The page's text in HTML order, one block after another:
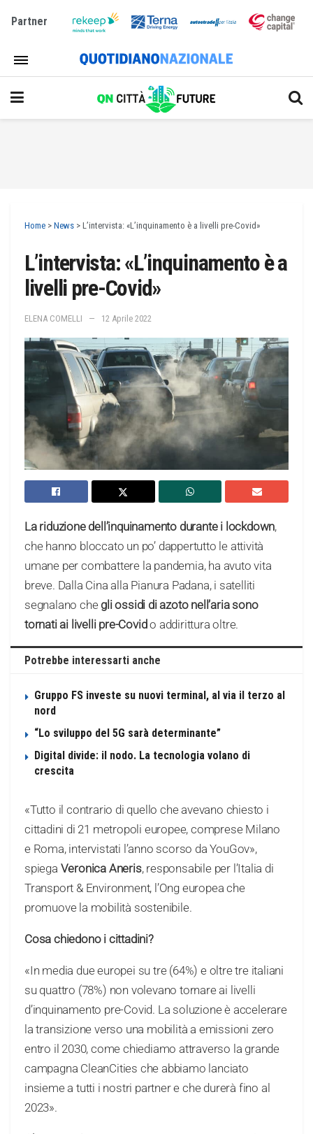
Partner
Home > News > L’intervista: «L’inquinamento è a livelli pre-Covid»
L’intervista: «L’inquinamento è a
livelli pre-Covid»
ELENA COMELLI 12 Aprile 2022
La riduzione dell’inquinamento durante i lockdown,
che hanno bloccato un po’ dappertutto le attività
umane per combattere la pandemia, ha avuto vita
breve. Dalla Cina alla Pianura Padana, i satelliti
segnalano che gli ossidi di azoto nell’aria sono
tornati ai livelli pre-Covido addirittura oltre.
Potrebbe interessarti anche
Gruppo FS investe su nuovi terminal, al via il terzo al
nord
“Lo sviluppo del 5G sarà determinante”
Digital divide: il nodo. La tecnologia volano di
crescita
«Tutto il contrario di quello che avevano chiesto i
cittadini di 21 metropoli europee, comprese Milano
e Roma, intervistati l’anno scorso da YouGov»,
spiega Veronica Aneris, responsabile per l’Italia di
Transport & Environment, l’Ong europea che
promuove la mobilità sostenibile.
Cosa chiedono i cittadini?
«In media due europei su tre (64%) e oltre tre italiani
su quattro (78%) non volevano tornare ai livelli
d’inquinamento pre-Covid. La soluzione è accelerare
la transizione verso una mobilità a emissioni zero
entro il 2030, come chiediamo attraverso la grande
campagna CleanCities che abbiamo lanciato
insieme a tutti i nostri partner e che durerà fino al
2023».